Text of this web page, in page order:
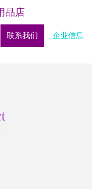
品店
联系我们 企业信息